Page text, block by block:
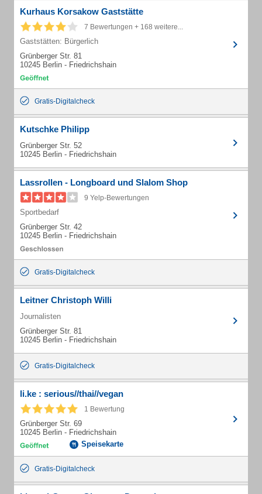
Kurhaus Korsakow Gaststätte
7 Bewertungen + 168 weitere...
Gaststätten: Bürgerlich
Grünberger Str. 81
10245 Berlin - Friedrichshain
Gratis-Digitalcheck
Kutschke Philipp
Grünberger Str. 52
10245 Berlin - Friedrichshain
Lassrollen - Longboard und Slalom Shop
9 Yelp-Bewertungen
Sportbedarf
Grünberger Str. 42
10245 Berlin - Friedrichshain
Gratis-Digitalcheck
Leitner Christoph Willi
Journalisten
Grünberger Str. 81
10245 Berlin - Friedrichshain
Gratis-Digitalcheck
li.ke : serious//thai//vegan
1 Bewertung
Grünberger Str. 69
10245 Berlin - Friedrichshain
Speisekarte
Gratis-Digitalcheck